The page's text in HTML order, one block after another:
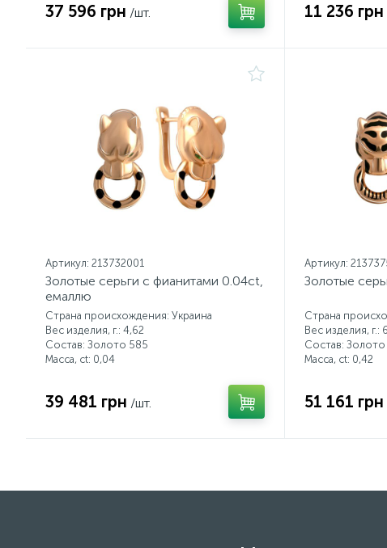
37 596 грн /шт. 11 236 грн
Артикул: 213732001
Золотые серьги с фианитами 0.04ct,
емаллю
Страна происхождения: Украина
Вес изделия, г.: 4,62
Состав: Золото 585
Масса, ct: 0,04
39 481 грн /шт.
Артикул:
Золотые
Страна
Вес изделия, г.:
Состав:
Масса, ct: 0,42
51 161 грн